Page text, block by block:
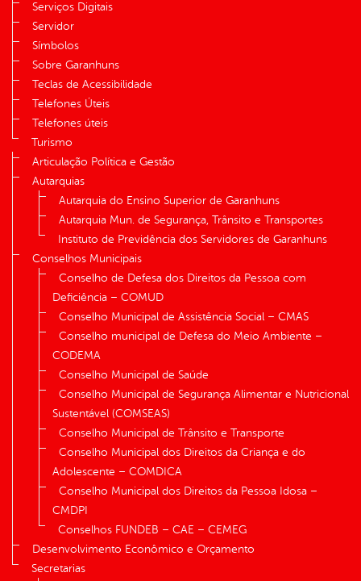
Serviços Digitais
Servidor
Símbolos
Sobre Garanhuns
Teclas de Acessibilidade
Telefones Úteis
Telefones úteis
Turismo
Articulação Política e Gestão
Autarquias
Autarquia do Ensino Superior de Garanhuns
Autarquia Mun. de Segurança, Trânsito e Transportes
Instituto de Previdência dos Servidores de Garanhuns
Conselhos Municipais
Conselho de Defesa dos Direitos da Pessoa com
Deficiência – COMUD
Conselho Municipal de Assistência Social – CMAS
Conselho municipal de Defesa do Meio Ambiente –
CODEMA
Conselho Municipal de Saúde
Conselho Municipal de Segurança Alimentar e Nutricional
Sustentável (COMSEAS)
Conselho Municipal de Trânsito e Transporte
Conselho Municipal dos Direitos da Criança e do
Adolescente – COMDICA
Conselho Municipal dos Direitos da Pessoa Idosa –
CMDPI
Conselhos FUNDEB – CAE – CEMEG
Desenvolvimento Econômico e Orçamento
Secretarias